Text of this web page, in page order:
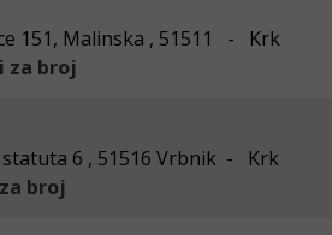
151, Malinska , 51511 - Krk
za broj
statuta 6 , 51516 Vrbnik - Krk
broj